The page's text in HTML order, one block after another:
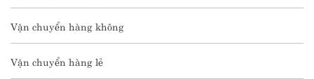
Vận chuyển hàng không
Vận chuyển hàng lẻ